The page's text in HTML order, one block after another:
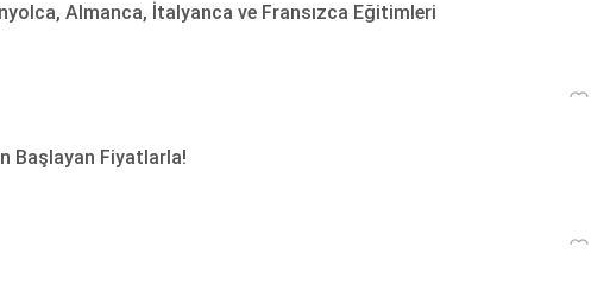
Almanca, İtalyanca ve Fransızca Eğitimleri
Başlayan Fiyatlarla!